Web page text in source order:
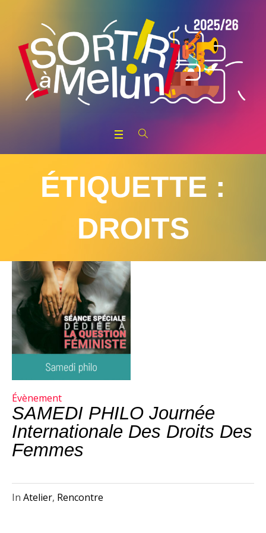
ÉTIQUETTE :
DROITS
Évènement
SAMEDI PHILO Journée
Internationale Des Droits Des
Femmes
In Atelier, Rencontre